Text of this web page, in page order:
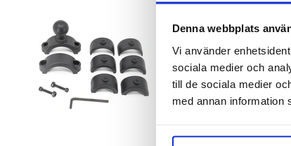
Denna webbplats
Vi använder
sociala medier och
till de sociala medier
med annan information